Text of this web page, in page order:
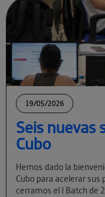
19/05/2026
Seis nuevas
Cubo
Hemos dado la
Cubo para acelerar
cerramos el I Batch de